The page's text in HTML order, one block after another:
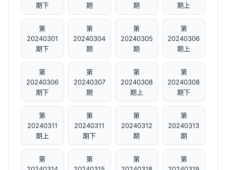
期下
期
期
期上
第
20240301
期下
第
20240304
期
第
20240305
期
第
20240306
期上
第
20240306
期下
第
20240307
期
第
20240308
期上
第
20240308
期下
第
20240311
期上
第
20240311
期下
第
20240312
期
第
20240313
期
第
第
第
第